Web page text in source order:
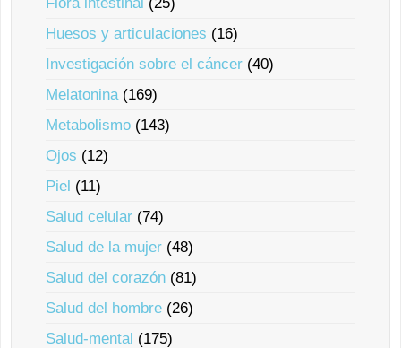
Huesos y articulaciones (16)
Investigación sobre el cáncer (40)
Melatonina(169)
Metabolismo (143)
Ojos (12)
Piel (11)
Salud celular (74)
Salud de la mujer (48)
Salud del corazón (81)
Salud del hombre (26)
Salud-mental (175)